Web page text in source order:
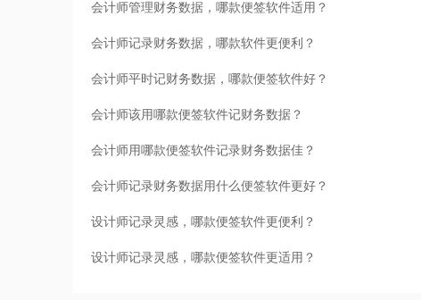
会计师管理财务数据，哪款便签软件适用？
会计师记录财务数据，哪款软件更便利？
会计师平时记财务数据，哪款便签软件好？
会计师该用哪款便签软件记财务数据？
会计师用哪款便签软件记录财务数据佳？
会计师记录财务数据用什么便签软件更好？
设计师记录灵感，哪款便签软件更便利？
设计师记录灵感，哪款便签软件更适用？